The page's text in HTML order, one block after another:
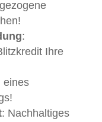
:
Ihre
eines
: Nachhaltiges